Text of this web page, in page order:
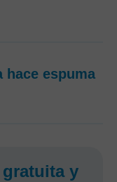
hace espuma
y